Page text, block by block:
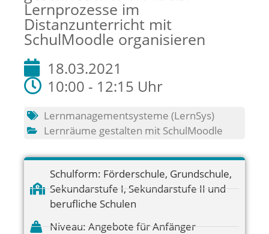
Lernprozesse im
Distanzunterricht mit
SchulMoodle organisieren
18.03.2021
10:00 - 12:15 Uhr
Lernmanagementsysteme (LernSys)
Lernräume gestalten mit SchulMoodle
Schulform: Förderschule, Grundschule,
Sekundarstufe I, Sekundarstufe II und
berufliche Schulen
Niveau: Angebote für Anfänger